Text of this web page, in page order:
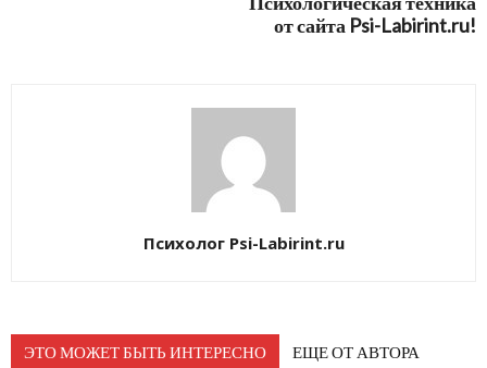
от сайта Psi-Labirint.ru!
Психолог Psi-Labirint.ru
ЭТО МОЖЕТ БЫТЬ ИНТЕРЕСНО ЕЩЕ ОТ АВТОРА